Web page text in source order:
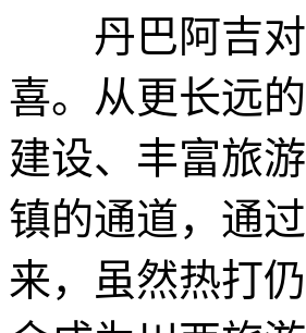
丹巴阿吉对
喜。从更长远
建设、丰富旅
镇的通道，通
来，虽然热打